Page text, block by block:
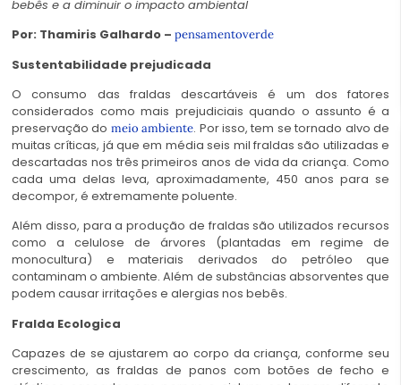
bebês e a diminuir o impacto ambiental
Por: Thamiris Galhardo – pensamentoverde
Sustentabilidade prejudicada
O consumo das fraldas descartáveis é um dos fatores
considerados como mais prejudiciais quando o assunto é a
preservação do meio ambiente. Por isso, tem se tornado alvo de
muitas críticas, já que em média seis mil fraldas são utilizadas e
descartadas nos três primeiros anos de vida da criança. Como
cada uma delas leva, aproximadamente, 450 anos para se
decompor, é extremamente poluente.
Além disso, para a produção de fraldas são utilizados recursos
como a celulose de árvores (plantadas em regime de
monocultura) e materiais derivados do petróleo que
contaminam o ambiente. Além de substâncias absorventes que
podem causar irritações e alergias nos bebês.
Fralda Ecologica
Capazes de se ajustarem ao corpo da criança, conforme seu
crescimento, as fraldas de panos com botões de fecho e